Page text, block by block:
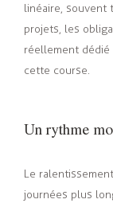
linéaire, souvent
projets, les
réellement dédié
cette course.
Un rythme
Le
journées plus